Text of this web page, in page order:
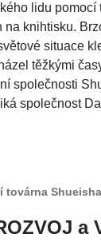
lidu pomocí
na knihtisku.
situace
těžkými
společnosti
společnost
továrna Shueisha
a